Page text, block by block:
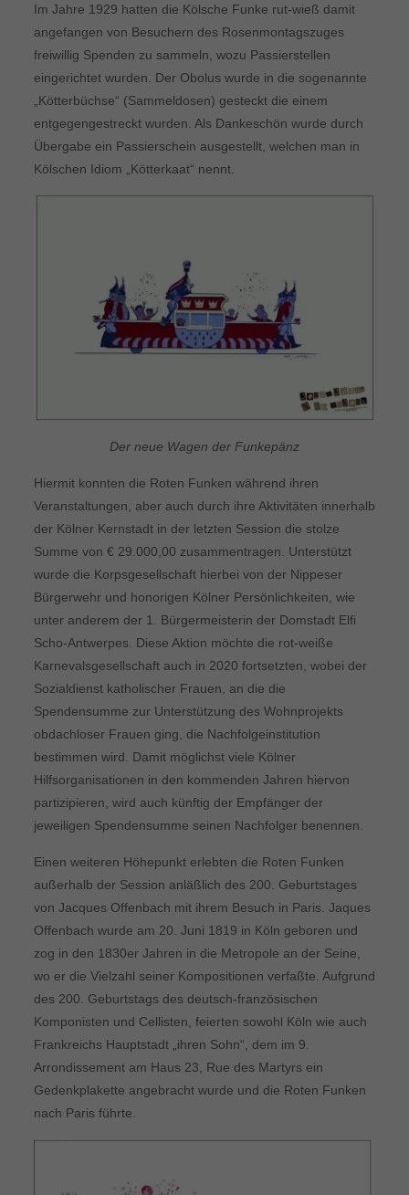
Im Jahre 1929 hatten die Kölsche Funke rut-wieß damit
angefangen von Besuchern des Rosenmontagszuges
freiwillig Spenden zu sammeln, wozu Passierstellen
eingerichtet wurden. Der Obolus wurde in die sogenannte
„Kötterbüchse“ (Sammeldosen) gesteckt die einem
entgegengestreckt wurden. Als Dankeschön wurde durch
Übergabe ein Passierschein ausgestellt, welchen man in
Kölschen Idiom „Kötterkaat“ nennt.
Der neue Wagen der Funkepänz
Hiermit konnten die Roten Funken während ihren
Veranstaltungen, aber auch durch ihre Aktivitäten innerhalb
der Kölner Kernstadt in der letzten Session die stolze
Summe von € 29.000,00 zusammentragen. Unterstützt
wurde die Korpsgesellschaft hierbei von der Nippeser
Bürgerwehr und honorigen Kölner Persönlichkeiten, wie
unter anderem der 1. Bürgermeisterin der Domstadt Elfi
Scho-Antwerpes. Diese Aktion möchte die rot-weiße
Karnevalsgesellschaft auch in 2020 fortsetzten, wobei der
Sozialdienst katholischer Frauen, an die die
Spendensumme zur Unterstützung des Wohnprojekts
obdachloser Frauen ging, die Nachfolgeinstitution
bestimmen wird. Damit möglichst viele Kölner
Hilfsorganisationen in den kommenden Jahren hiervon
partizipieren, wird auch künftig der Empfänger der
jeweiligen Spendensumme seinen Nachfolger benennen.
Einen weiteren Höhepunkt erlebten die Roten Funken
außerhalb der Session anläßlich des 200. Geburtstages
von Jacques Offenbach mit ihrem Besuch in Paris. Jaques
Offenbach wurde am 20. Juni 1819 in Köln geboren und
zog in den 1830er Jahren in die Metropole an der Seine,
wo er die Vielzahl seiner Kompositionen verfaßte. Aufgrund
des 200. Geburtstags des deutsch-französischen
Komponisten und Cellisten, feierten sowohl Köln wie auch
Frankreichs Hauptstadt „ihren Sohn“, dem im 9.
Arrondissement am Haus 23, Rue des Martyrs ein
Gedenkplakette angebracht wurde und die Roten Funken
nach Paris führte.